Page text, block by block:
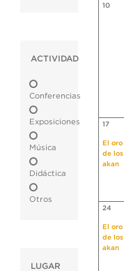
ACTIVIDAD
Conferencias
Exposiciones
Música
Didáctica
Otros
LUGAR
10
17
El oro
de los
akan
24
El oro
de los
akan